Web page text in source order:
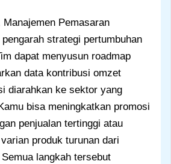
Pemasaran
strategi pertumbuhan
dapat menyusun roadmap
data kontribusi omzet
diarahkan ke sektor yang
bisa meningkatkan promosi
penjualan tertinggi atau
produk turunan dari
langkah tersebut